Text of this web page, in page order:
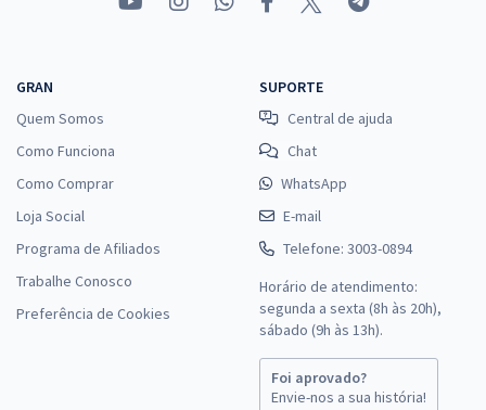
GRAN
Quem Somos
Como Funciona
Como Comprar
Loja Social
Programa de Afiliados
Trabalhe Conosco
Preferência de Cookies
SUPORTE
Central de ajuda
Chat
WhatsApp
E-mail
Telefone: 3003-0894
Horário de atendimento:
segunda a sexta (8h às 20h),
sábado (9h às 13h).
Foi aprovado?
Envie-nos a sua história!